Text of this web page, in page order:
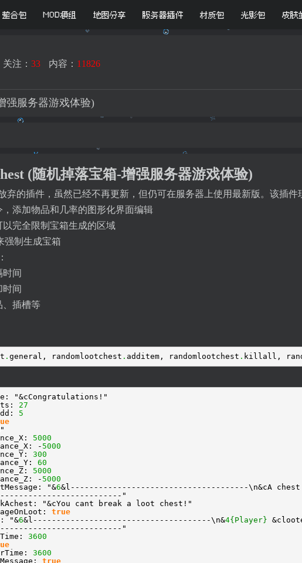
整合包 MOD模组 地图分享 服务器插件 材质包 光影包 皮肤
关注： 33 内容： 11826
强服务器游戏体验)
(随机掉落宝箱-增强服务器游戏体验)
弃的插件，虽然已经不再更新，但仍可在服务器上使用最新版。该插件
，添加物品和几率的图形化界面编辑
完全限制宝箱生成的区域
强制生成宝箱
时间
时间
、插槽等
. general, randomlootchest . additem, randomlootchest . killall,
"&cCongratulations!"
27
5
5000
- 5000
300
60
5000
- 5000
"&6&l--------------------------------------\n&cA chest
"
"&cYou cant break a loot chest!"
true
"&6&l--------------------------------------\n&4{Player}
"
3600
3600
true